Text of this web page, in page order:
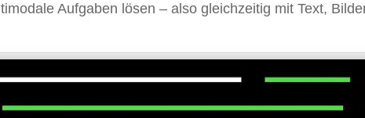
Aufgaben lösen – also gleichzeitig mit Text,